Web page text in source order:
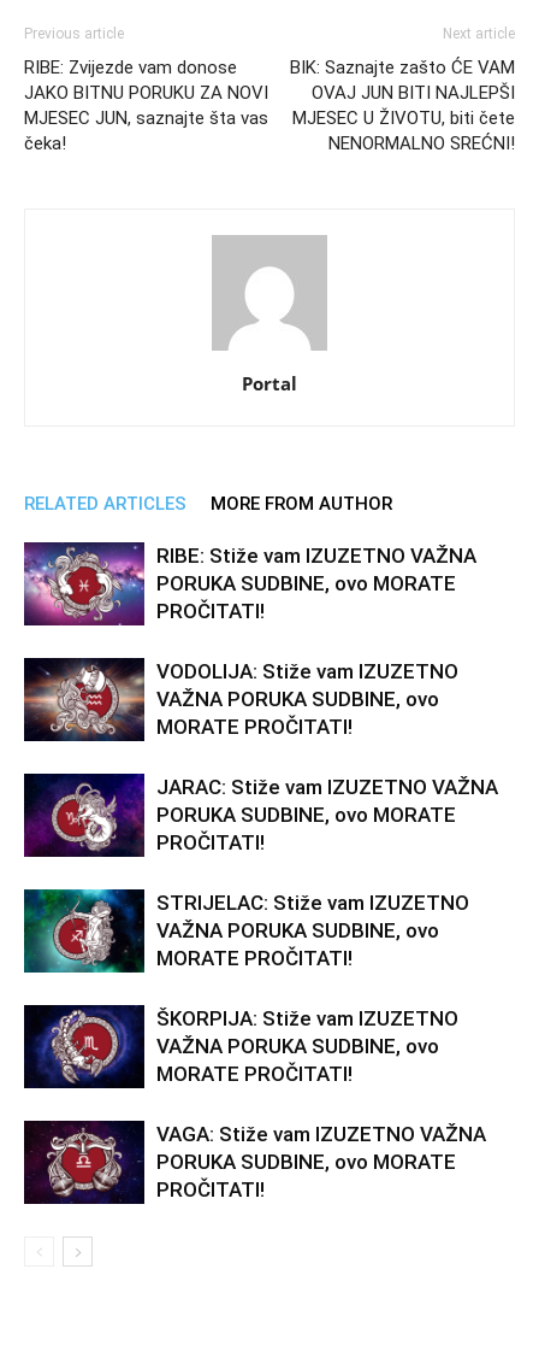
Previous article
RIBE: Zvijezde vam donose
JAKO BITNU PORUKU ZA NOVI
MJESEC JUN, saznajte šta vas
čeka!
Next article
BIK: Saznajte zašto ĆE VAM
OVAJ JUN BITI NAJLEPŠI
MJESEC U ŽIVOTU, biti čete
NENORMALNO SREĆNI!
Portal
RELATED ARTICLES MORE FROM AUTHOR
RIBE: Stiže vam IZUZETNO VAŽNA
PORUKA SUDBINE, ovo MORATE
PROČITATI!
VODOLIJA: Stiže vam IZUZETNO
VAŽNA PORUKA SUDBINE, ovo
MORATE PROČITATI!
JARAC: Stiže vam IZUZETNO VAŽNA
PORUKA SUDBINE, ovo MORATE
PROČITATI!
STRIJELAC: Stiže vam IZUZETNO
VAŽNA PORUKA SUDBINE, ovo
MORATE PROČITATI!
ŠKORPIJA: Stiže vam IZUZETNO
VAŽNA PORUKA SUDBINE, ovo
MORATE PROČITATI!
VAGA: Stiže vam IZUZETNO VAŽNA
PORUKA SUDBINE, ovo MORATE
PROČITATI!